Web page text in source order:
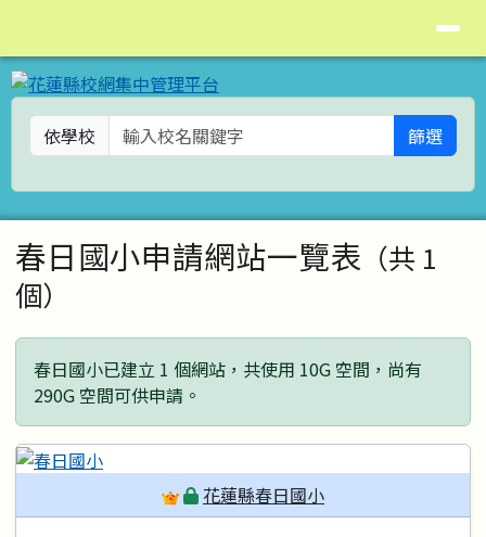
依學校 篩選
主內容區域
春日國小申請網站一覽表 （共 1
個）
春日國小已建立 1 個網站，共使用 10G 空間，尚有
290G 空間可供申請。
花蓮縣春日國小
頁尾區域